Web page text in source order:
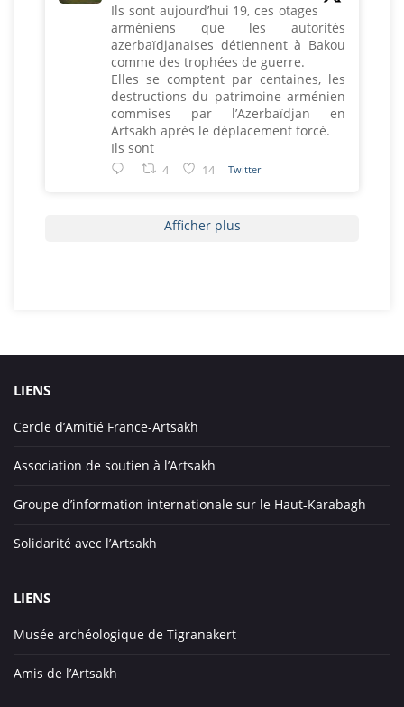
Ils sont aujourd’hui 19, ces otages
arméniens que les autorités
azerbaïdjanaises détiennent à Bakou
comme des trophées de guerre.
Elles se comptent par centaines, les
destructions du patrimoine arménien
commises par l’Azerbaïdjan en
Artsakh après le déplacement forcé.
Ils sont
4 14 Twitter
Afficher plus
LIENS
Cercle d’Amitié France-Artsakh
Association de soutien à l’Artsakh
Groupe d’information internationale sur le Haut-Karabagh
Solidarité avec l’Artsakh
LIENS
Musée archéologique de Tigranakert
Amis de l’Artsakh